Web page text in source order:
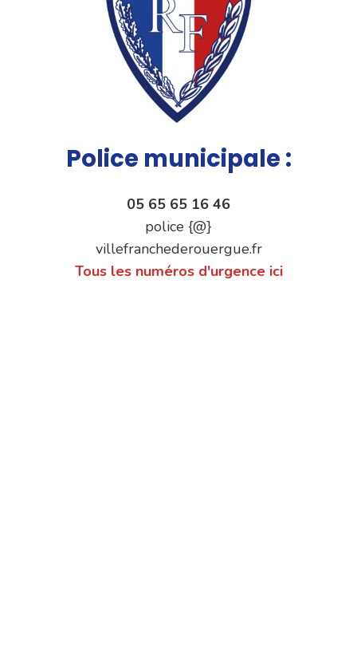
Police municipale :
05 65 65 16 46
police {@}
villefranchederouergue.fr
Tous les numéros d'urgence ici